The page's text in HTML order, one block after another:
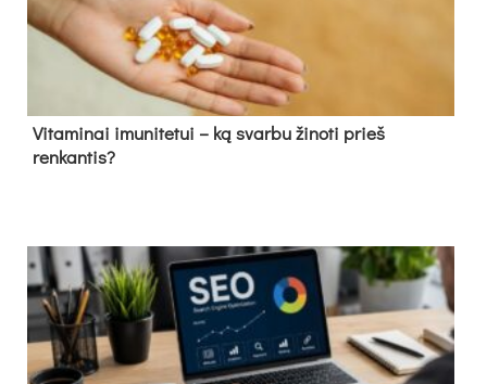
Vitaminai imunitetui – ką svarbu žinoti prieš
renkantis?